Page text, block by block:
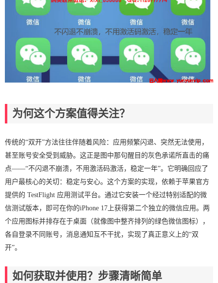
为何这个方案值得关注？
传统的“双开”方法往往伴随着风险：应用频繁闪退、突然无法使用，
甚至账号安全受到威胁。这正是图中那句醒目的灰色承诺所直击的痛
点——“不闪退不崩溃，不用激活码激活，稳定一年”。它明确回应了
用户最核心的关切：稳定与安心。这个方案的实现，依赖于苹果官方
提供的 TestFlight 应用测试平台。通过它安装一个经过特别适配的微
信测试版本，即可在你的iPhone 17上获得第二个独立的微信应用。两
个应用图标并排存在于桌面（就像图中整齐排列的绿色微信图标），
各自登录不同账号，消息通知互不干扰，实现了真正意义上的“双
开”。
如何获取并使用？步骤清晰简单